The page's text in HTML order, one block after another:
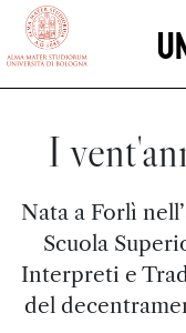
vai al contenuto della
I
Nata a Forlì
Scuola
Interpreti e
del